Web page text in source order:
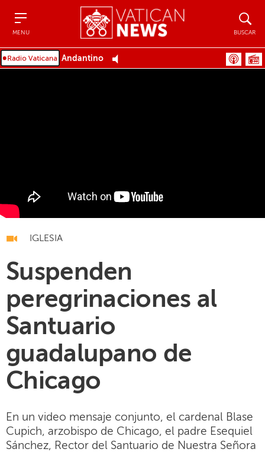
MENU BUSCAR
Andantino
IGLESIA
Suspenden
peregrinaciones al
Santuario
guadalupano de
Chicago
En un video mensaje conjunto, el cardenal Blase
Cupich, arzobispo de Chicago, el padre Esequiel
Sánchez, Rector del Santuario de Nuestra Señora